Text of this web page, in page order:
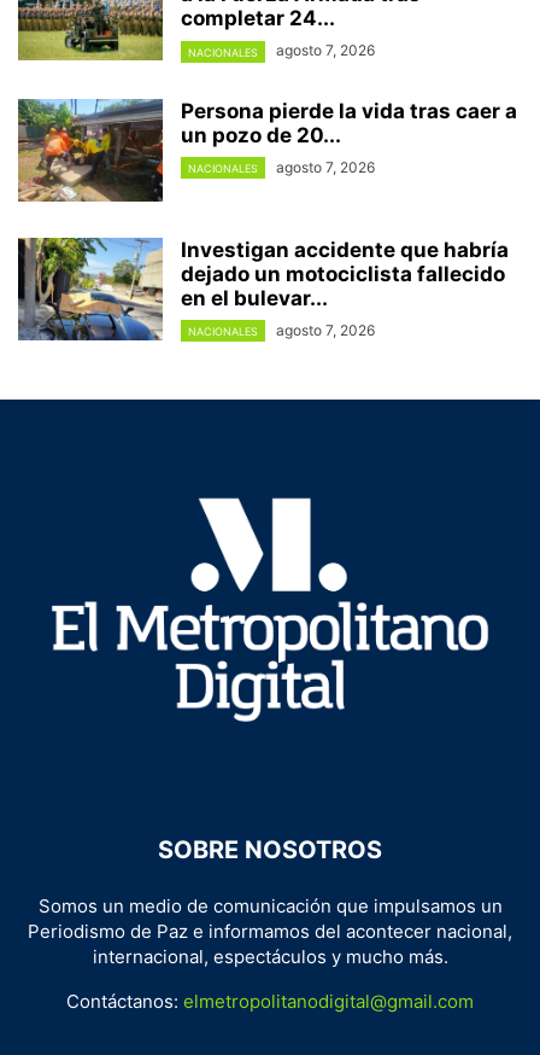
completar 24...
NACIONALES agosto 7, 2026
Persona pierde la vida tras caer a
un pozo de 20...
NACIONALES agosto 7, 2026
Investigan accidente que habría
dejado un motociclista fallecido
en el bulevar...
NACIONALES agosto 7, 2026
SOBRE NOSOTROS
Somos un medio de comunicación que impulsamos un
Periodismo de Paz e informamos del acontecer nacional,
internacional, espectáculos y mucho más.
Contáctanos: elmetropolitanodigital@gmail.com